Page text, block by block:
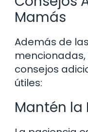
Mamás
Además de
consejos
útiles:
Mantén la